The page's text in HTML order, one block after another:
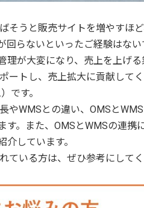
そうと販売サイトを増やすほ
回らないといったご経験はな
理が大変になり、売上を上げ
ートし、売上拡大に貢献して
です。
やWMSとの違い、OMSと
す。また、OMSとWMSの連
しています。
ている方は、ぜひ参考にしてく